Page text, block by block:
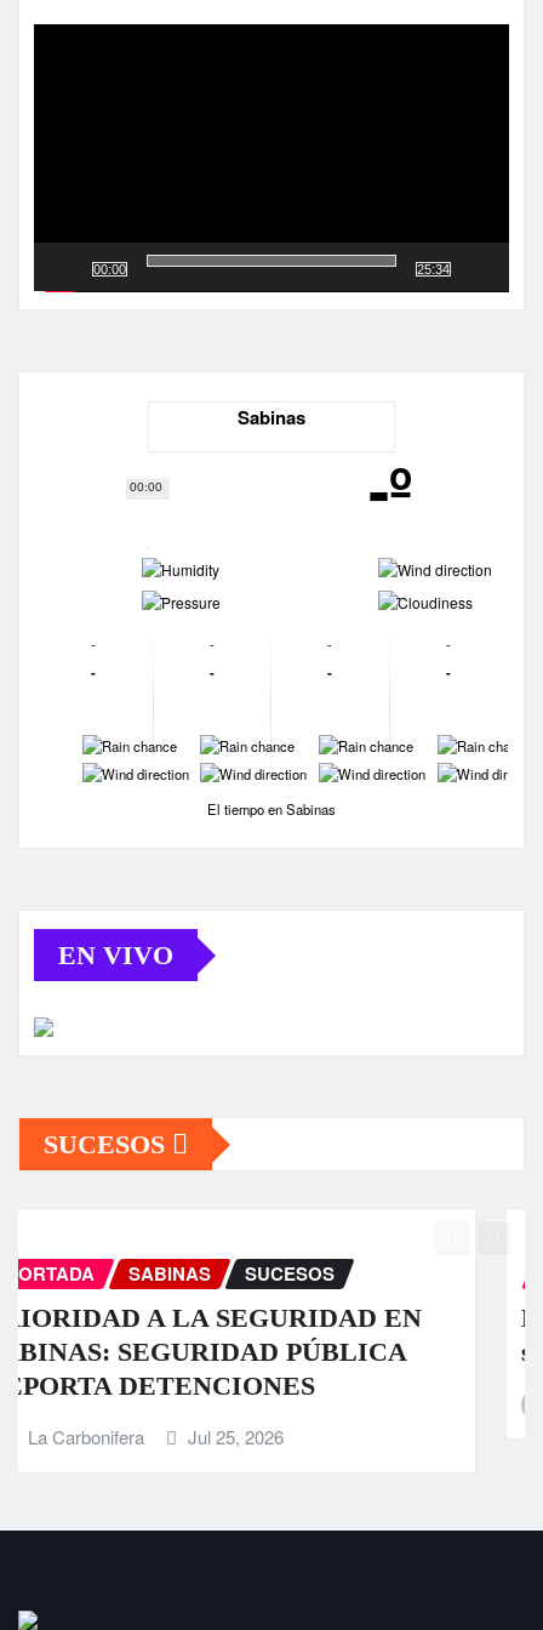
00:00
00:00
25:34
Sabinas
-º
-
-
-
-
-
-
-
-
-
-
-
-
-
-
-
-
-
-
-
-
El tiempo en Sabinas
EN VIVO
SUCESOS
PORTADA SABINAS SUCESOS
Fuerte tromba causa daños en algunos
sectores de Sabinas
La Carbonifera Jul 23, 2026